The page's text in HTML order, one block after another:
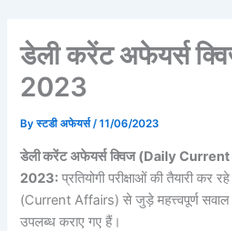
डेली करेंट अफेयर्स
2023
Byस्टडी अफेयर्स/11/06/2023
डेली करेंट अफेयर्स क्विज (Daily
2023: प्रतियोगी परीक्षाओं की तैयारी कर
(Current Affairs) से जुड़े महत्त्वपूर्ण सवाल
उपलब्ध कराए गए हैं।